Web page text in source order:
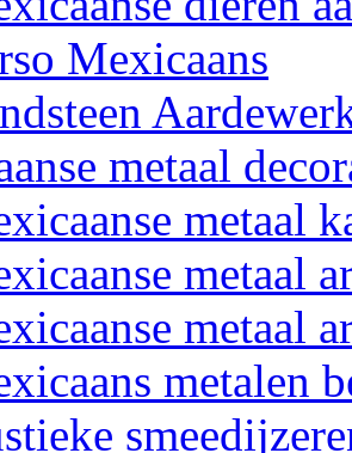
Mexicaans
metaal
metaal
metaal
metaal
metalen